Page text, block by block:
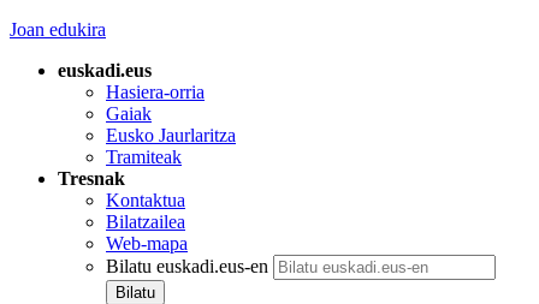
Joan edukira
euskadi.eus
Hasiera-orria
Gaiak
Eusko Jaurlaritza
Tramiteak
Tresnak
Kontaktua
Bilatzailea
Web-mapa
Bilatu euskadi.eus-en